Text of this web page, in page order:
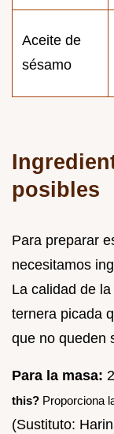
Aceite de
sésamo
posibles
Para preparar
necesitamos
La calidad de
ternera picada
que no queden
Para la masa:
this? Proporciona
(Sustituto: